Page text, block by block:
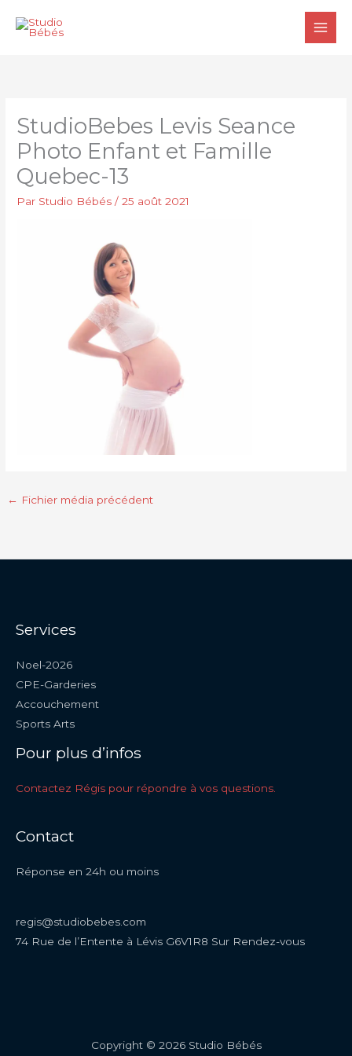
StudioBebes Levis Seance
Photo Enfant et Famille
Quebec-13
Par Studio Bébés/25 août 2021
← Fichier média précédent
Services
Noel-2026
CPE-Garderies
Accouchement
Sports Arts
Pour plus d’infos
Contactez Régis pour répondre à vos questions.
Contact
Réponse en 24h ou moins
regis@studiobebes.com
74 Rue de l’Entente à Lévis G6V1R8 Sur Rendez-vous
Copyright © 2026 Studio Bébés